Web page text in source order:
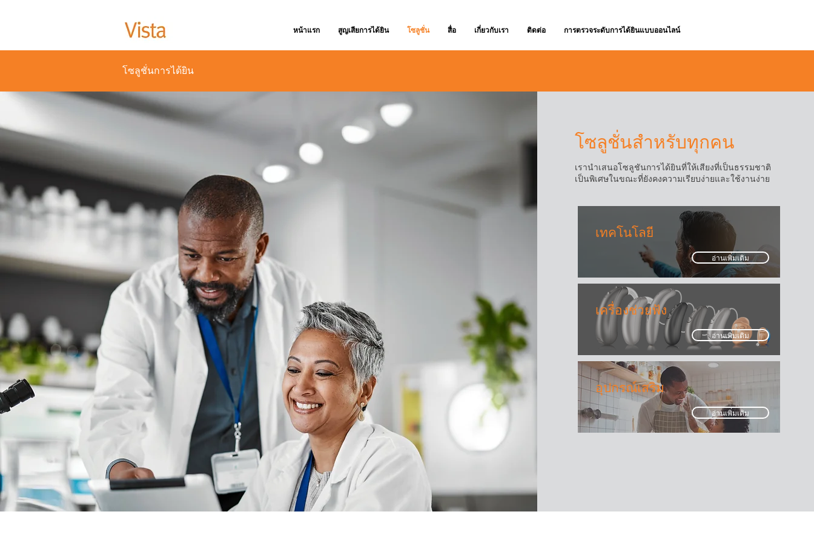
หน้าแรก สูญเสียการได้ยิน โซลูชั่น สื่อ เกี่ยวกับเรา ติดต่อ การตรวจระดับการได้ยินแบบออนไลน์
โซลูชั่นการได้ยิน
โซลูชั่นสำหรับทุกคน
เรานำเสนอโซลูชันการได้ยินที่ให้เสียงที่เป็นธรรมชาติ
เป็นพิเศษในขณะที่ยังคงความเรียบง่ายและใช้งานง่าย
เทคโนโลยี
อ่านเพิ่มเติม
เครื่องช่วยฟัง
อ่านเพิ่มเติม
อุปกรณ์เสริม
อ่านเพิ่มเติม